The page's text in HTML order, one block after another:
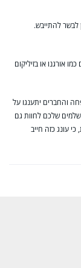
לבשר להתייבש.
אורגנו או בזיליקום
והחברים יתענגו על
שלכם לחוות גם
עונג כזה חייב